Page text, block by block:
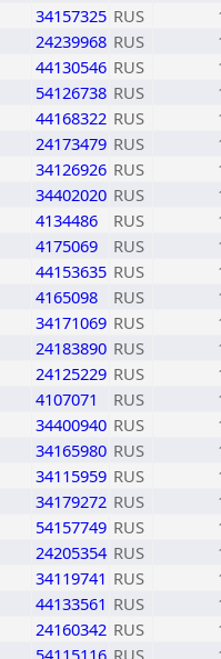
34157325 RUS
24239968 RUS
44130546 RUS
54126738 RUS
44168322 RUS
24173479 RUS
34126926 RUS
34402020 RUS
4134486 RUS
4175069 RUS
44153635 RUS
4165098 RUS
34171069 RUS
24183890 RUS
24125229 RUS
4107071 RUS
34400940 RUS
34165980 RUS
34115959 RUS
34179272 RUS
54157749 RUS
24205354 RUS
34119741 RUS
44133561 RUS
24160342 RUS
54115116 RUS